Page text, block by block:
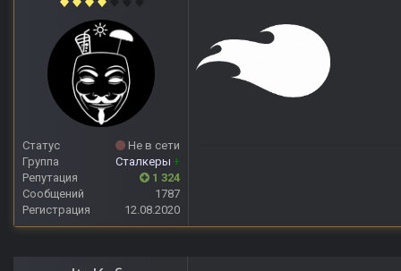
Статус
Не в сети
Группа
Сталкеры +
Репутация
1 324
Сообщений
1787
Регистрация
12.08.2020